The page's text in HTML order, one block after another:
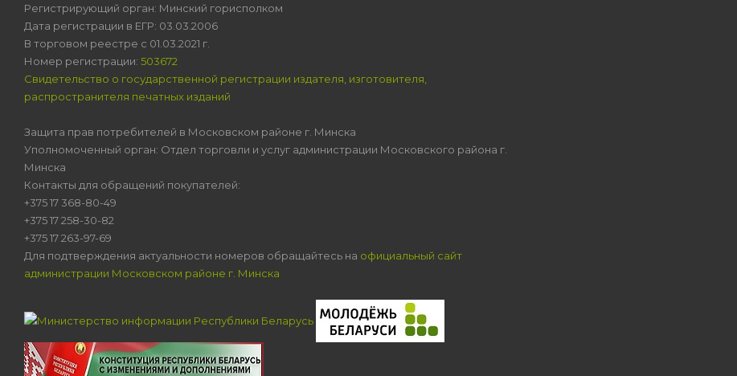
Регистрирующий орган: Минский горисполком
Дата регистрации в ЕГР: 03.03.2006
В торговом реестре с 01.03.2021 г.
Номер регистрации: 503672
Свидетельство о государственной регистрации издателя, изготовителя,
распространителя печатных изданий
Защита прав потребителей в Московском районе г. Минска
Уполномоченный орган: Отдел торговли и услуг администрации Московского района г.
Минска
Контакты для обращений покупателей:
+375 17 368-80-49
+375 17 258-30-82
+375 17 263-97-69
Для подтверждения актуальности номеров обращайтесь на официальный сайт
администрации Московском районе г. Минска